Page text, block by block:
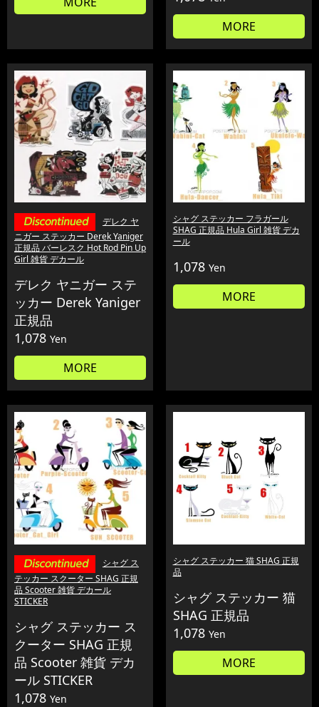
MORE
デレク ヤ
ニガー ステッカー Derek Yaniger
正規品 バーレスク Hot Rod Pin Up
Girl 雑貨 デカール
デレク ヤニガー ステ
ッカー Derek Yaniger
正規品
1,078 Yen
MORE
シャグ ステッカー フラガール
SHAG 正規品 Hula Girl 雑貨 デカ
ール
1,078 Yen
MORE
シャグ ス
テッカー スクーター SHAG 正規
品 Scooter 雑貨 デカール
STICKER
シャグ ステッカー ス
クーター SHAG 正規
品 Scooter 雑貨 デカ
ール STICKER
1,078 Yen
シャグ ステッカー 猫 SHAG 正規
品
シャグ ステッカー 猫
SHAG 正規品
1,078 Yen
MORE